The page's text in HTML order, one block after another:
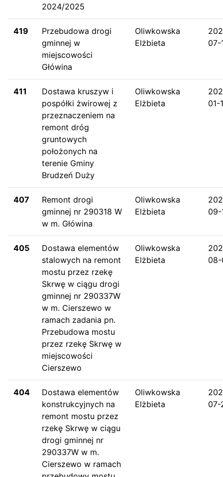
2024/2025
419
Przebudowa drogi
gminnej w
miejscowości
Główina
Oliwkowska
Elżbieta
07-
411
Dostawa kruszyw i
pospółki żwirowej z
przeznaczeniem na
remont dróg
gruntowych
położonych na
terenie Gminy
Brudzeń Duży
Oliwkowska
Elżbieta
01-
407
Remont drogi
gminnej nr 290318 W
w m. Główina
Oliwkowska
Elżbieta
09-
405
Dostawa elementów
stalowych na remont
mostu przez rzekę
Skrwę w ciągu drogi
gminnej nr 290337W
w m. Cierszewo w
ramach zadania pn.
Przebudowa mostu
przez rzekę Skrwę w
miejscowości
Cierszewo
Oliwkowska
Elżbieta
404
Dostawa elementów
konstrukcyjnych na
remont mostu przez
rzekę Skrwę w ciągu
drogi gminnej nr
290337W w m.
Cierszewo w ramach
Oliwkowska
Elżbieta
07-